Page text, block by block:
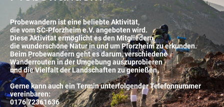
Probewandern ist eine beliebte Aktivität,
die vom SC-Pforzheim e.V. angeboten wird.
Diese Aktivität ermöglicht es den Mitgliedern,
die wunderschöne Natur in und um Pforzheim zu erkunden.
Beim Probewandern geht es darum, verschiedene
Wanderrouten in der Umgebung auszuprobieren
und die Vielfalt der Landschaften zu genießen.
Gerne kann auch ein Termin unterfolgender Telefonnummer
vereinbaren:
0176 72361636